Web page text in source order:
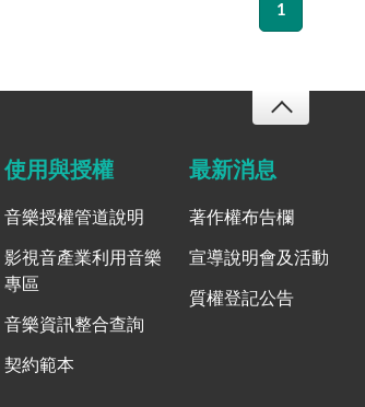
1
使用與授權
音樂授權管道說明
影視音產業利用音樂
專區
音樂資訊整合查詢
契約範本
最新消息
著作權布告欄
宣導說明會及活動
質權登記公告